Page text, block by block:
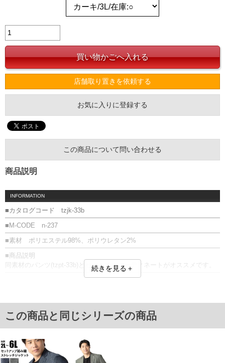
店舗取り置きを依頼する
お気に入りに登録する
この商品について問い合わせる
商品説明
INFORMATION
■カタログコード tzjk-33b
■M-CODE n-237
■素材 ポリエステル98%、ポリウレタン2%
■商品説明
同素材のパンツ(tzpt-33b)とセットでのコーディネートがオススメです。
3L/52/63/130/76
4L/54/64/136/78
5L/56/65/142/80
単位はcm
※【返品交換について】
続きを見る＋
この商品と同じシリーズの商品